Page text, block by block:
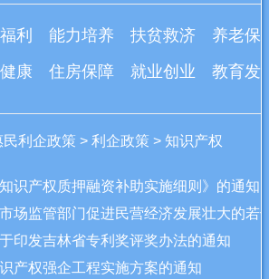
利 能力培养 扶贫救济
养老保
康
住房保障 就业创业 教育发
民利企政策> 利企政策> 知识产权
识产权质押融资补助实施细则》的通
场监管部门促进民营经济发展壮大的
印发吉林省专利奖评奖办法的通知
产权强企工程实施方案的通知